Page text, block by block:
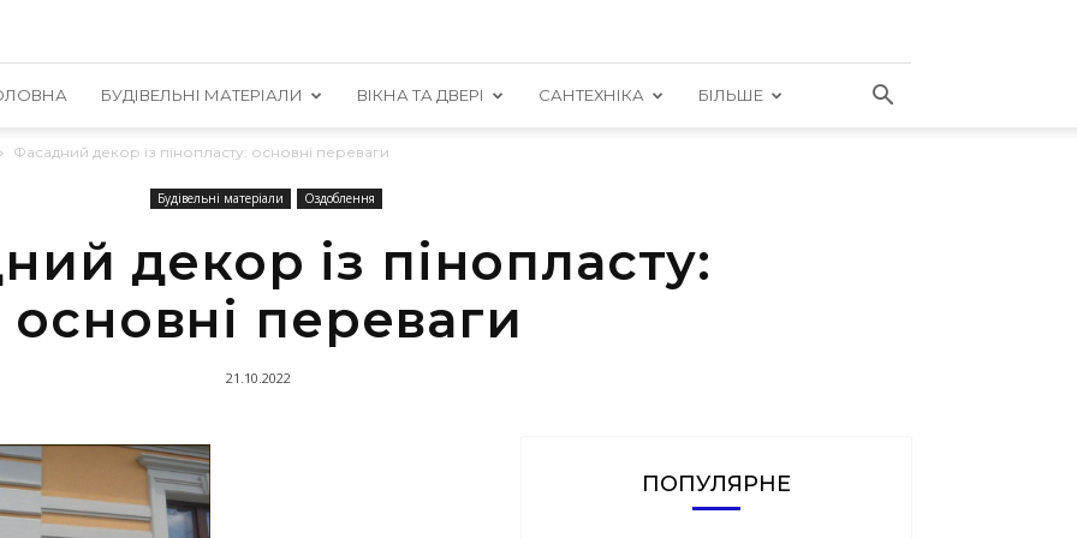
БУДІВЕЛЬНІ МАТЕРІАЛИ ВІКНА ТА ДВЕРІ САНТЕХНІКА БІЛЬШЕ
Фасадний декор із пінопласту: основні переваги
Будівельні матеріали Оздоблення
декор із пінопласту:
основні переваги
21.10.2022
ПОПУЛЯРНЕ